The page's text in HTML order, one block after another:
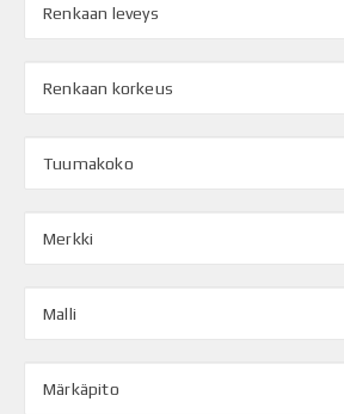
Renkaan leveys
Renkaan korkeus
Tuumakoko
Merkki
Malli
Märkäpito